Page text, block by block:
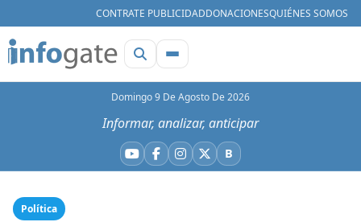
CONTRATE PUBLICIDADDONACIONESQUIÉNES SOMOS
Domingo 9 De Agosto De 2026
Informar, analizar, anticipar
YouTube
Facebook
Instagram
X BBluesky
Política